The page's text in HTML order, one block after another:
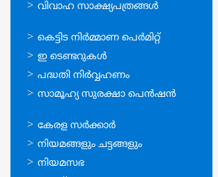
വിവാഹ സാക്ഷ്യപത്രങ്ങള്‍
ഓണ്‍ലൈന്‍
സേവനങ്ങള്‍
കെട്ടിട നിര്‍മ്മാണ പെര്‍മിറ്റ്‌
ഇ ടെണ്ടറുകള്‍
പദ്ധതി നിര്‍വ്വഹണം
സാമൂഹ്യ സുരക്ഷാ പെന്‍ഷന്‍
ഉപയോഗപ്രദമായ
കണ്ണികള്‍
കേരള സര്‍ക്കാര്‍
നിയമങ്ങളും ചട്ടങ്ങളും
നിയമസഭ